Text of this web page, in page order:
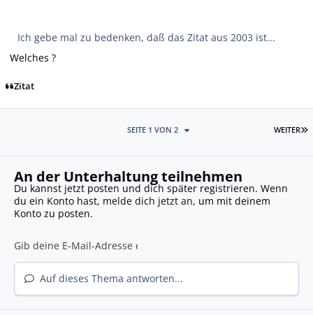
Ich gebe mal zu bedenken, daß das Zitat aus 2003 ist...
Welches ?
Zitat
WEITER
SEITE 1 VON 2
An der Unterhaltung teilnehmen
Du kannst jetzt posten und dich später registrieren. Wenn
du ein Konto hast, melde dich jetzt an, um mit deinem
Konto zu posten.
Auf dieses Thema antworten...